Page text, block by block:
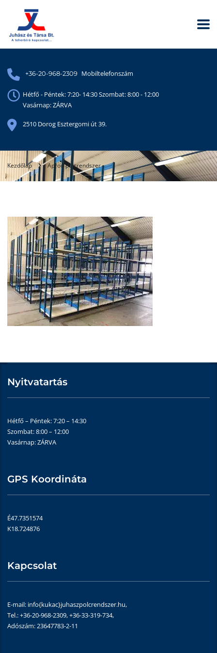
+36-20-968-2309 Mobiltelefonszám
Hétfő - Péntek: 7:20- 14:30 Szombat: 8:00 - 12:00
Vasárnap: ZÁRVA
2510 Dorog Esztergomi út 39.
Kezdőlap Aprod polcrendszer
Nyitvatartás
Hétfő – Péntek: 7:20 – 14:30
Szombat: 8:00 – 12:00
Vasárnap: ZÁRVA
GPS Koordináta
É47.7351574
K18.724876
Kapcsolat
E-mail: info{kukac}juhaszpolcrendszer.hu,
Tel.: +36-20-968-2309, +36-33-319-734,
Adószám: 23647783-2-11